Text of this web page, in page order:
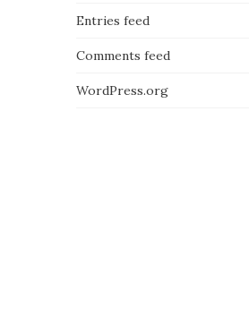
Entries feed
Comments feed
WordPress.org